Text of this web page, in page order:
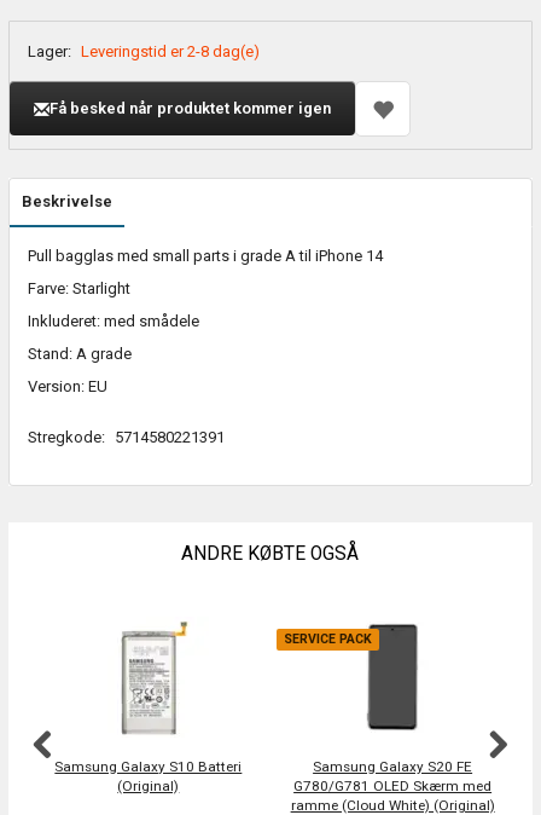
Lager: Leveringstid er 2-8 dag(e)
Få besked når produktet kommer igen
Beskrivelse
Pull bagglas med small parts i grade A til iPhone 14
Farve: Starlight
Inkluderet: med smådele
Stand: A grade
Version: EU
Stregkode: 5714580221391
ANDRE KØBTE OGSÅ
Samsung Galaxy S10 Batteri
(Original)
SERVICE PACK
Samsung Galaxy S20 FE
G780/G781 OLED Skærm med
ramme (Cloud White) (Original)